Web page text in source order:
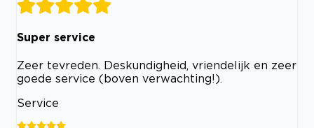
Super service
Zeer tevreden. Deskundigheid, vriendelijk en zeer
goede service (boven verwachting!).
Service